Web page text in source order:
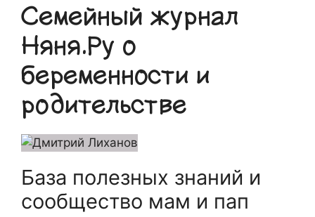
Семейный журнал
Няня.Ру о
беременности и
родительстве
База полезных знаний и
сообщество мам и пап